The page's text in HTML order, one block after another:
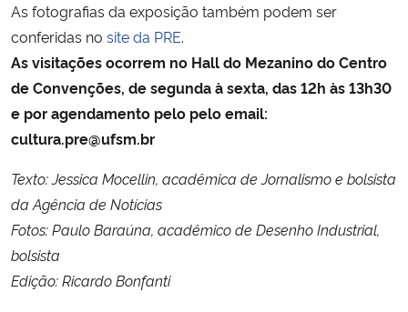
As fotografias da exposição também podem ser
conferidas no site da PRE.
As visitações ocorrem no Hall do Mezanino do Centro
de Convenções, de segunda à sexta, das 12h às 13h30
e por agendamento pelo pelo email:
cultura.pre@ufsm.br
Texto: Jessica Mocellin, acadêmica de Jornalismo e bolsista
da Agência de Notícias
Fotos: Paulo Baraúna, acadêmico de Desenho Industrial,
bolsista
Edição: Ricardo Bonfanti